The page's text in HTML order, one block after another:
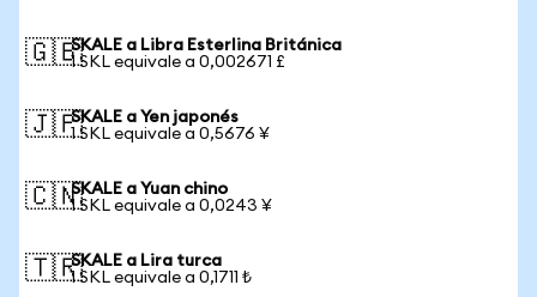
🇬🇧SKALE a Libra Esterlina Británica
1 SKL equivale a 0,002671 £
🇯🇵SKALE a Yen japonés
1 SKL equivale a 0,5676 ¥
🇨🇳SKALE a Yuan chino
1 SKL equivale a 0,0243 ¥
🇹🇷SKALE a Lira turca
1 SKL equivale a 0,1711 ₺